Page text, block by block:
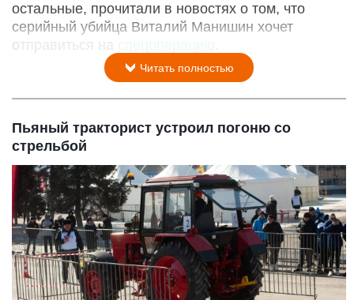
остальные, прочитали в новостях о том, что
серийный убийца Виталий Манишин хочет
отправиться на
Читать полностью
Пьяный тракторист устроил погоню со
стрельбой